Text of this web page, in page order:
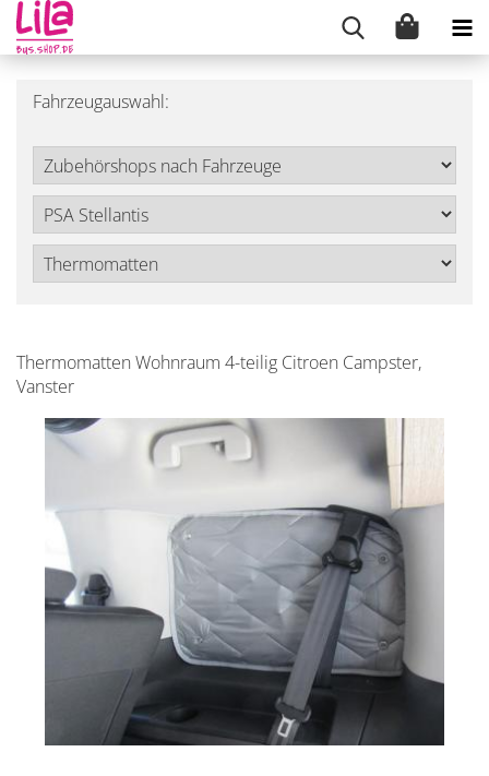
Fahrzeugauswahl:
Thermomatten Wohnraum 4-teilig Citroen Campster,
Vanster